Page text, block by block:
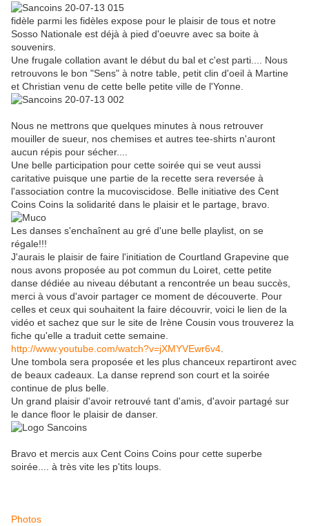
fidèle parmi les fidèles expose pour le plaisir de tous et notre
Sosso Nationale est déjà à pied d'oeuvre avec sa boite à
souvenirs.
Une frugale collation avant le début du bal et c'est parti.... Nous
retrouvons le bon "Sens" à notre table, petit clin d'oeil à Martine
et Christian venu de cette belle petite ville de l'Yonne.
Nous ne mettrons que quelques minutes à nous retrouver
mouiller de sueur, nos chemises et autres tee-shirts n'auront
aucun répis pour sécher....
Une belle participation pour cette soirée qui se veut aussi
caritative puisque une partie de la recette sera reversée à
l'association contre la mucoviscidose. Belle initiative des Cent
Coins Coins la solidarité dans le plaisir et le partage, bravo.
Les danses s'enchaînent au gré d'une belle playlist, on se
régale!!!
J'aurais le plaisir de faire l'initiation de Courtland Grapevine que
nous avons proposée au pot commun du Loiret, cette petite
danse dédiée au niveau débutant a rencontrée un beau succès,
merci à vous d'avoir partager ce moment de découverte. Pour
celles et ceux qui souhaitent la faire découvrir, voici le lien de la
vidéo et sachez que sur le site de Irène Cousin vous trouverez la
fiche qu'elle a traduit cette semaine.
http://www.youtube.com/watch?v=jXMYVEwr6v4
Une tombola sera proposée et les plus chanceux repartiront avec
de beaux cadeaux. La danse reprend son court et la soirée
continue de plus belle.
Un grand plaisir d'avoir retrouvé tant d'amis, d'avoir partagé sur
le dance floor le plaisir de danser.
Bravo et mercis aux Cent Coins Coins pour cette superbe
soirée.... à très vite les p'tits loups.
Photos